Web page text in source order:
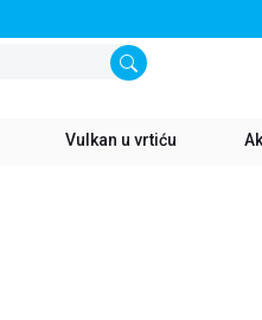
BESPLATNA
Vulkan u vrtiću